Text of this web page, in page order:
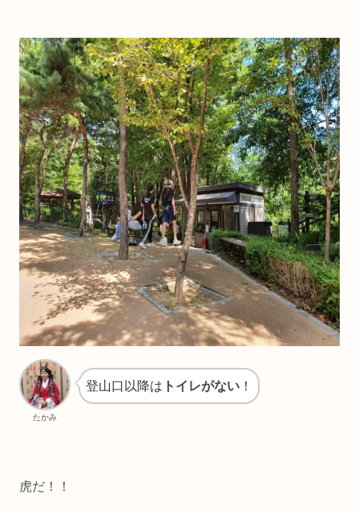
たかみ
登山口以降は トイレがない ！
虎だ！！